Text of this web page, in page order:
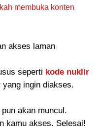
membuka konten
akses laman
seperti kode nuklir
yang ingin diakses.
akan muncul.
kamu akses. Selesai!